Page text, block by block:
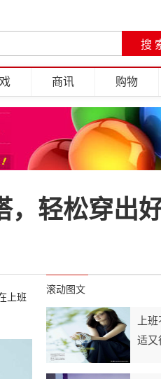
商讯 购物
，轻松穿出
上班
滚动图文
上
适又